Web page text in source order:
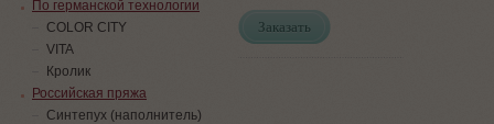
Заказать
По германской технологии
COLOR CITY
VITA
Кролик
Российская пряжа
Синтепух (наполнитель)